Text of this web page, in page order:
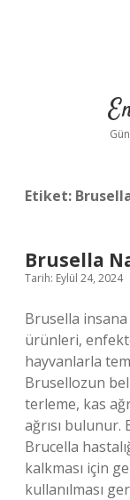
Etiket:
Brusella
Tarih: Eylül 24, 2024
Brusella
ürünleri,
hayvanlarla
Brusellozun
terleme, kas
ağrısı bulunur.
Brucella
kalkması için
kullanılması